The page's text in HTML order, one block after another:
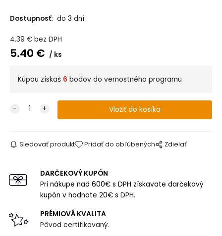
Dostupnosť: do 3 dní
4.39 € bez DPH
5.40 € ks
Kúpou získaš 6 bodov do vernostného programu
Sledovať produkt Pridať do obľúbených Zdielať
DARČEKOVÝ KUPÓN
Pri nákupe nad 600€ s DPH získavate darčekový
kupón v hodnote 20€ s DPH.
PRÉMIOVÁ KVALITA
Pôvod certifikovaný.